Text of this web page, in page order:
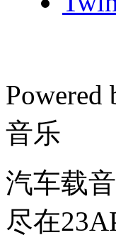
Powered
音乐
汽车载
尽在